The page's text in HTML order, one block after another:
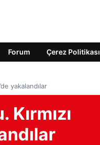
Forum Çerez Politikası
yakalandılar